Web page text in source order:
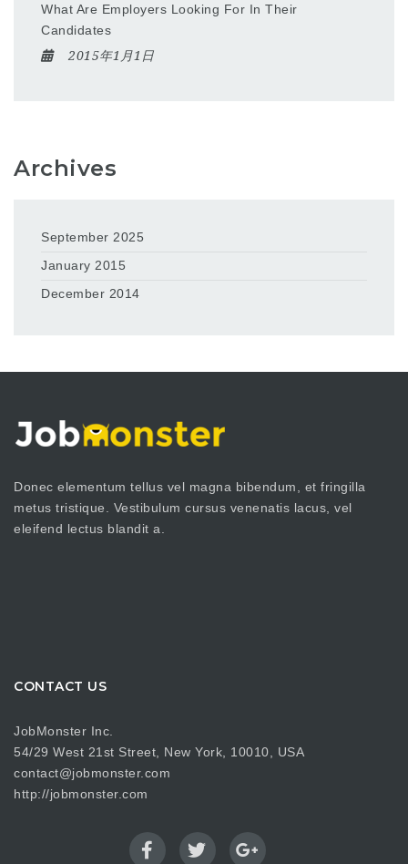
What Are Employers Looking For In Their
Candidates
2015年1月1日
Archives
September 2025
January 2015
December 2014
Donec elementum tellus vel magna bibendum, et fringilla
metus tristique. Vestibulum cursus venenatis lacus, vel
eleifend lectus blandit a.
CONTACT US
JobMonster Inc.
54/29 West 21st Street, New York, 10010, USA
contact@jobmonster.com
http://jobmonster.com